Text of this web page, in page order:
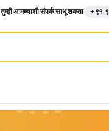
तुम्ही आमच्याशी संपर्क साधू शकता +९१